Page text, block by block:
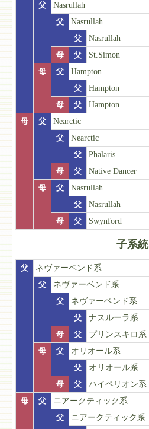
父
Nasrullah
父
Nasrullah
父
Nasrullah
母
父
St.Simon
母
父
Hampton
父
Hampton
母
父
Hampton
母
父
Nearctic
父
Nearctic
父
Phalaris
母
父
Native Dancer
母
父
Nasrullah
父
Nasrullah
母
父 Swynford
子系統
父
ネヴァーベンド系
父
ネヴァーベンド系
父
ネヴァーベンド系
父
ナスルーラ系
母
父
プリンスキロ系
母
父
オリオール系
父
オリオール系
母
父
ハイペリオン系
母
父
ニアークティック系
父
ニアークティック系